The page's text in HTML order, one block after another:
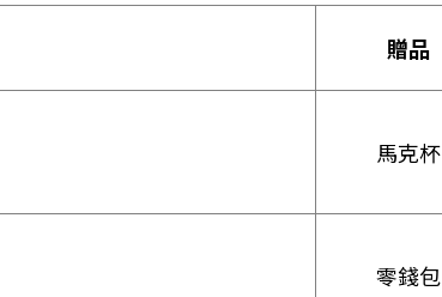
贈品
馬克杯
零錢包